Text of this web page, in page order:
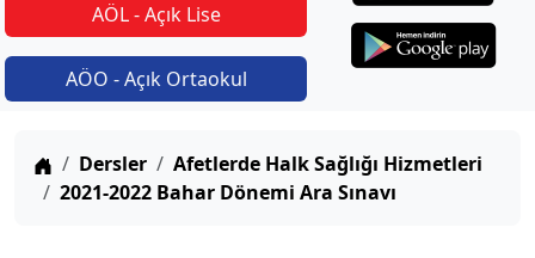
AÖL - Açık Lise
AÖO - Açık Ortaokul
Anasayfa
Dersler
Afetlerde Halk Sağlığı Hizmetleri
2021-2022 Bahar Dönemi Ara Sınavı